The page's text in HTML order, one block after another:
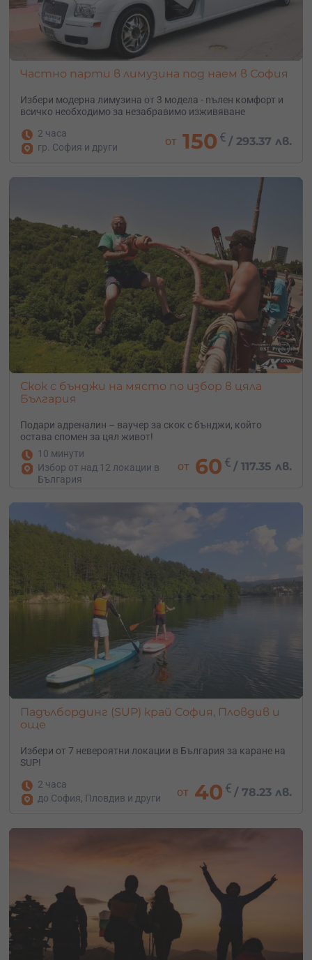
Частно парти в лимузина под наем в София
Избери модерна лимузина от 3 модела - пълен комфорт и
всичко необходимо за незабравимо изживяване
2 часа
гр. София и други
от 150 € /293.37 лв.
Скок с бънджи на място по избор в цяла
България
Подари адреналин – ваучер за скок с бънджи, който
остава спомен за цял живот!
10 минути
Избор от над 12 локации в
България
от 60 € / 117.35 лв.
Падълбординг (SUP) край София, Пловдив и
още
Избери от 7 невероятни локации в България за каране на
SUP!
2 часа
до София, Пловдив и други
от 40 € /78.23 лв.